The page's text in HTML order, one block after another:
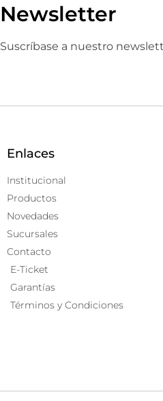
Newsletter
Suscríbase a nuestro
Enlaces
Institucional
Productos
Novedades
Sucursales
Contacto
E-Ticket
Garantías
Términos y Condiciones